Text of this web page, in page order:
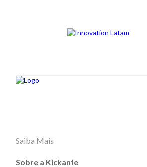
Saiba Mais
Sobre a Kickante